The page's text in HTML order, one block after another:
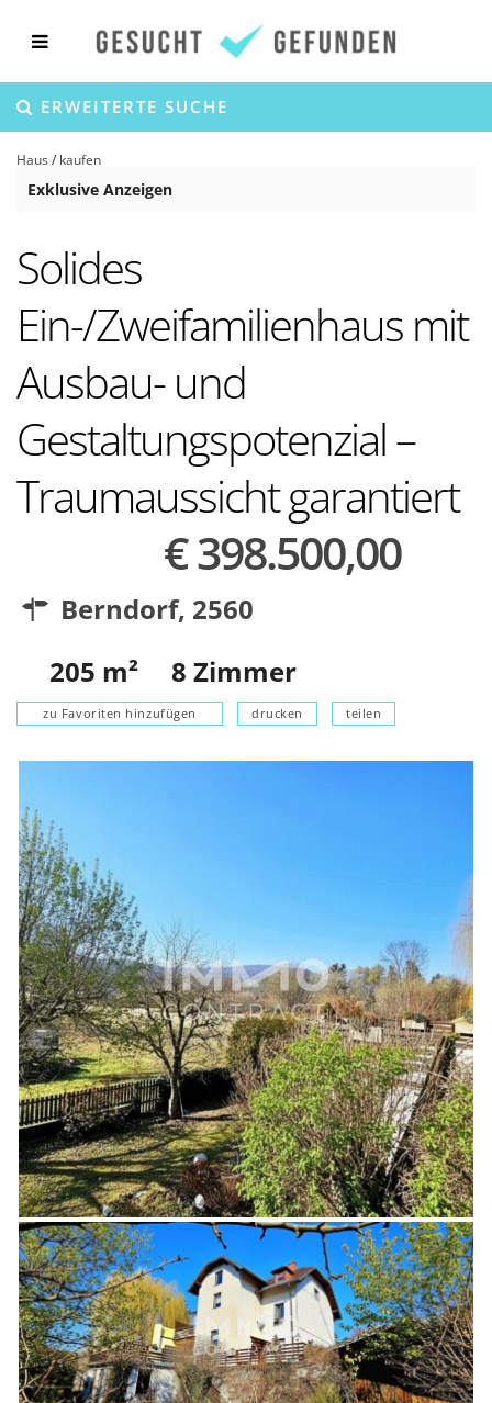
ERWEITERTE SUCHE
Haus/ kaufen
Exklusive Anzeigen
Solides
Ein-/Zweifamilienhaus mit
Ausbau- und
Gestaltungspotenzial –
Traumaussicht garantiert
€ 398.500,00
Berndorf, 2560
205 m² 8 Zimmer
zu Favoriten hinzufügen drucken teilen